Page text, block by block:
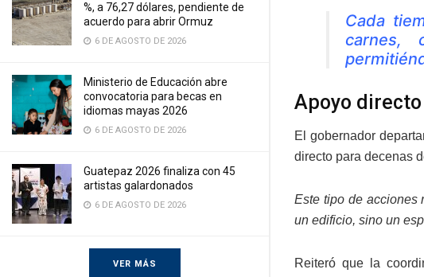
%, a 76,27 dólares, pendiente de
acuerdo para abrir Ormuz
6 DE AGOSTO DE 2026
Ministerio de Educación abre
convocatoria para becas en
idiomas mayas 2026
6 DE AGOSTO DE 2026
Guatepaz 2026 finaliza con 45
artistas galardonados
6 DE AGOSTO DE 2026
VER MÁS
Cada
carnes,
Apoyo directo
El gobernador
directo para decenas
Este tipo de acciones
un edificio, sino un
Reiteró que la